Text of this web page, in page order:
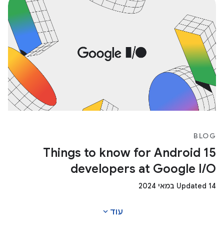
BLOG
15 Things to know for Android
developers at Google I/O
Updated 14 במאי 2024
עוד expand_more